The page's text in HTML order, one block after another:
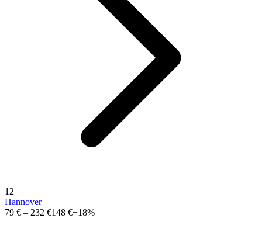
12
Hannover
79 € – 232 €148 €+18%